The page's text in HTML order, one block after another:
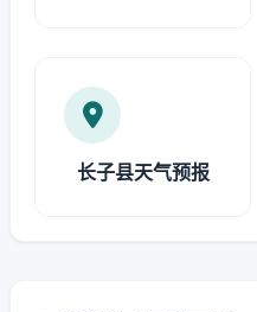
长子县天气预报